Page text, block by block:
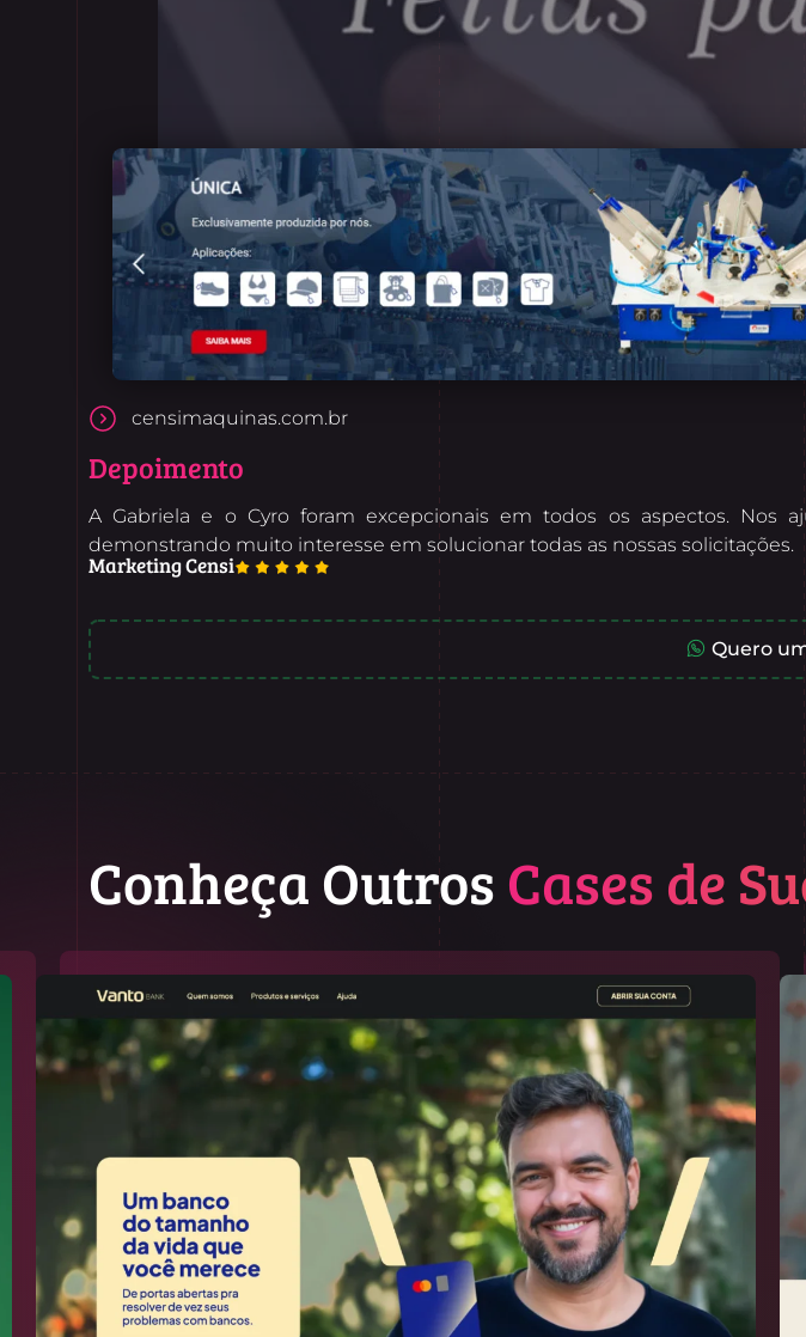
censimaquinas.com.br
Depoimento
A Gabriela e o Cyro foram excepcionais em todos os aspectos.
demonstrando muito interesse em solucionar todas as nossas solicitações.
Marketing Censi
Quero
Conheça Outros Cases de